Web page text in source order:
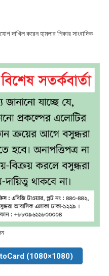
দাখিল করেন হামলার শিকার সাংবাদিক
(1080×1080)